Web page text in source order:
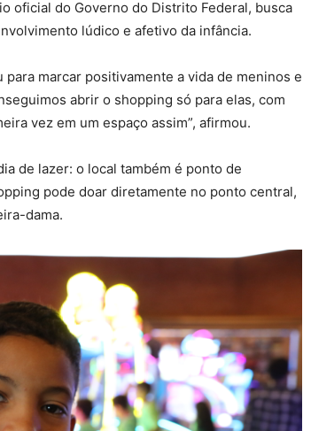
oficial do Governo do Distrito Federal, busca
lúdico e afetivo da infância.
marcar positivamente a vida de meninos e
abrir o shopping só para elas, com
vez em um espaço assim”, afirmou.
de lazer: o local também é ponto de
pode doar diretamente no ponto central,
dama.